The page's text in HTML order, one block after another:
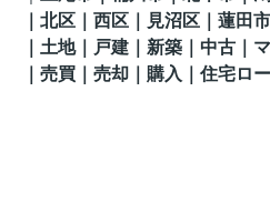
北区 ｜西区｜見沼区 ｜蓮田市
｜土地｜戸建｜新築｜中古｜
｜売買｜売却｜購入｜住宅ロー